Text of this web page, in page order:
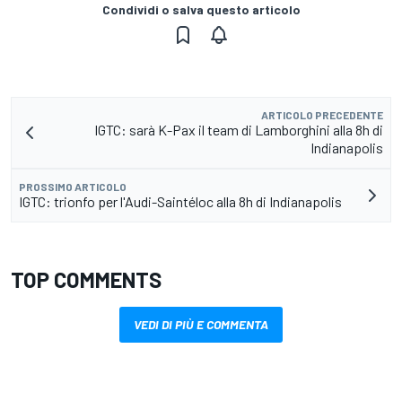
Condividi o salva questo articolo
ARTICOLO PRECEDENTE
IGTC: sarà K-Pax il team di Lamborghini alla 8h di
Indianapolis
PROSSIMO ARTICOLO
IGTC: trionfo per l'Audi-Saintéloc alla 8h di Indianapolis
TOP COMMENTS
VEDI DI PIÙ E COMMENTA